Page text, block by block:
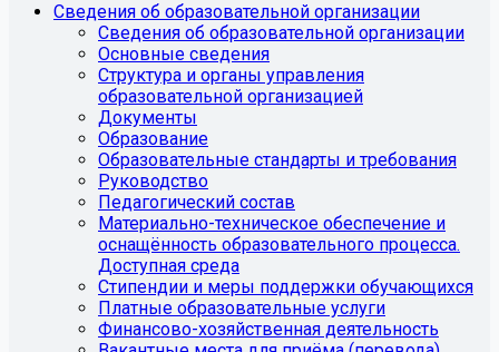
Сведения об образовательной организации
Сведения об образовательной организации
Основные сведения
Структура и органы управления
образовательной организацией
Документы
Образование
Образовательные стандарты и требования
Руководство
Педагогический состав
Материально-техническое обеспечение и
оснащённость образовательного процесса.
Доступная среда
Стипендии и меры поддержки обучающихся
Платные образовательные услуги
Финансово-хозяйственная деятельность